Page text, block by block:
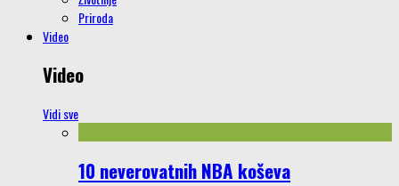
Priroda
Video
Video
Vidi sve
10 neverovatnih NBA koševa